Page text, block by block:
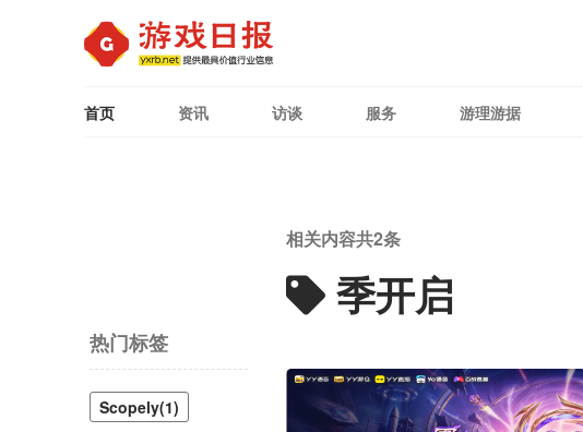
首页 资讯 访谈 服务 游理游据
热门标签
Scopely(1)
相关内容共2条
季开启